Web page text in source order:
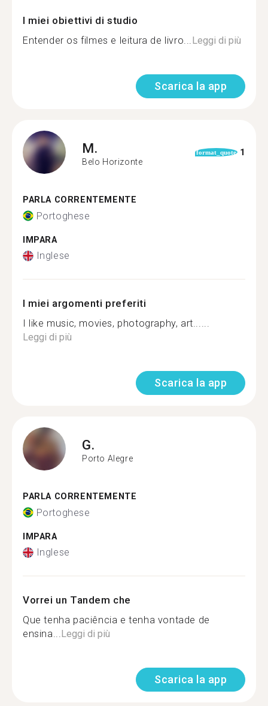
I miei obiettivi di studio
Entender os filmes e leitura de livro...Leggi di più
Scarica la app
M.
Belo Horizonte
format_quote 1
PARLA CORRENTEMENTE
Portoghese
IMPARA
Inglese
I miei argomenti preferiti
I like music, movies, photography, art......
Leggi di più
Scarica la app
G.
Porto Alegre
PARLA CORRENTEMENTE
Portoghese
IMPARA
Inglese
Vorrei un Tandem che
Que tenha paciência e tenha vontade de
ensina...Leggi di più
Scarica la app